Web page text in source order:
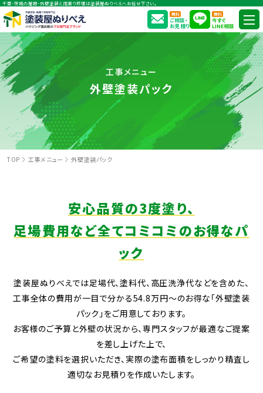
千葉・茨城の屋根・外壁塗装と雨漏り修理は塗装屋ぬりべえへお任せ下さい。
無料
ご相談・
お見積り
無料
今すぐ
LINE相談
工事メニュー
外壁塗装パック
TOP 工事メニュー 外壁塗装パック
安心品質の3度塗り、
足場費用など全てコミコミのお得なパ
ック
塗装屋ぬりべえでは足場代、塗料代、高圧洗浄代などを含めた、
工事全体の費用が一目で分かる54.8万円～のお得な「外壁塗装
パック」をご用意しております。
お客様のご予算と外壁の状況から、専門スタッフが最適なご提案
を差し上げた上で、
ご希望の塗料を選択いただき、実際の塗布面積をしっかり精査し
適切なお見積りを作成いたします。